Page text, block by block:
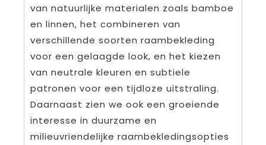
van natuurlijke materialen zoals bamboe
en linnen, het combineren van
verschillende soorten raambekleding
voor een gelaagde look, en het kiezen
van neutrale kleuren en subtiele
patronen voor een tijdloze uitstraling.
Daarnaast zien we ook een groeiende
interesse in duurzame en
milieuvriendelijke raambekledingsopties